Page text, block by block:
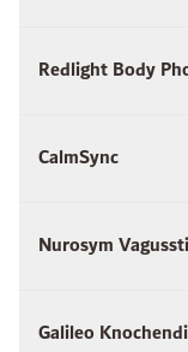
Redlight Body
CalmSync
Nurosym
Galileo